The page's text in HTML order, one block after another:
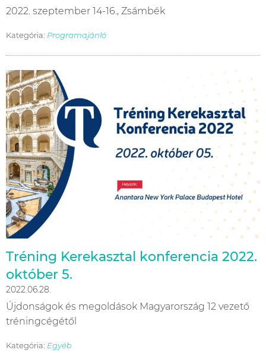
2022. szeptember 14-16., Zsámbék
Kategória: Programajánló
Tréning Kerekasztal konferencia 2022.
október 5.
2022.06.28.
Újdonságok és megoldások Magyarország 12 vezető
tréningcégétől
Kategória: Egyéb